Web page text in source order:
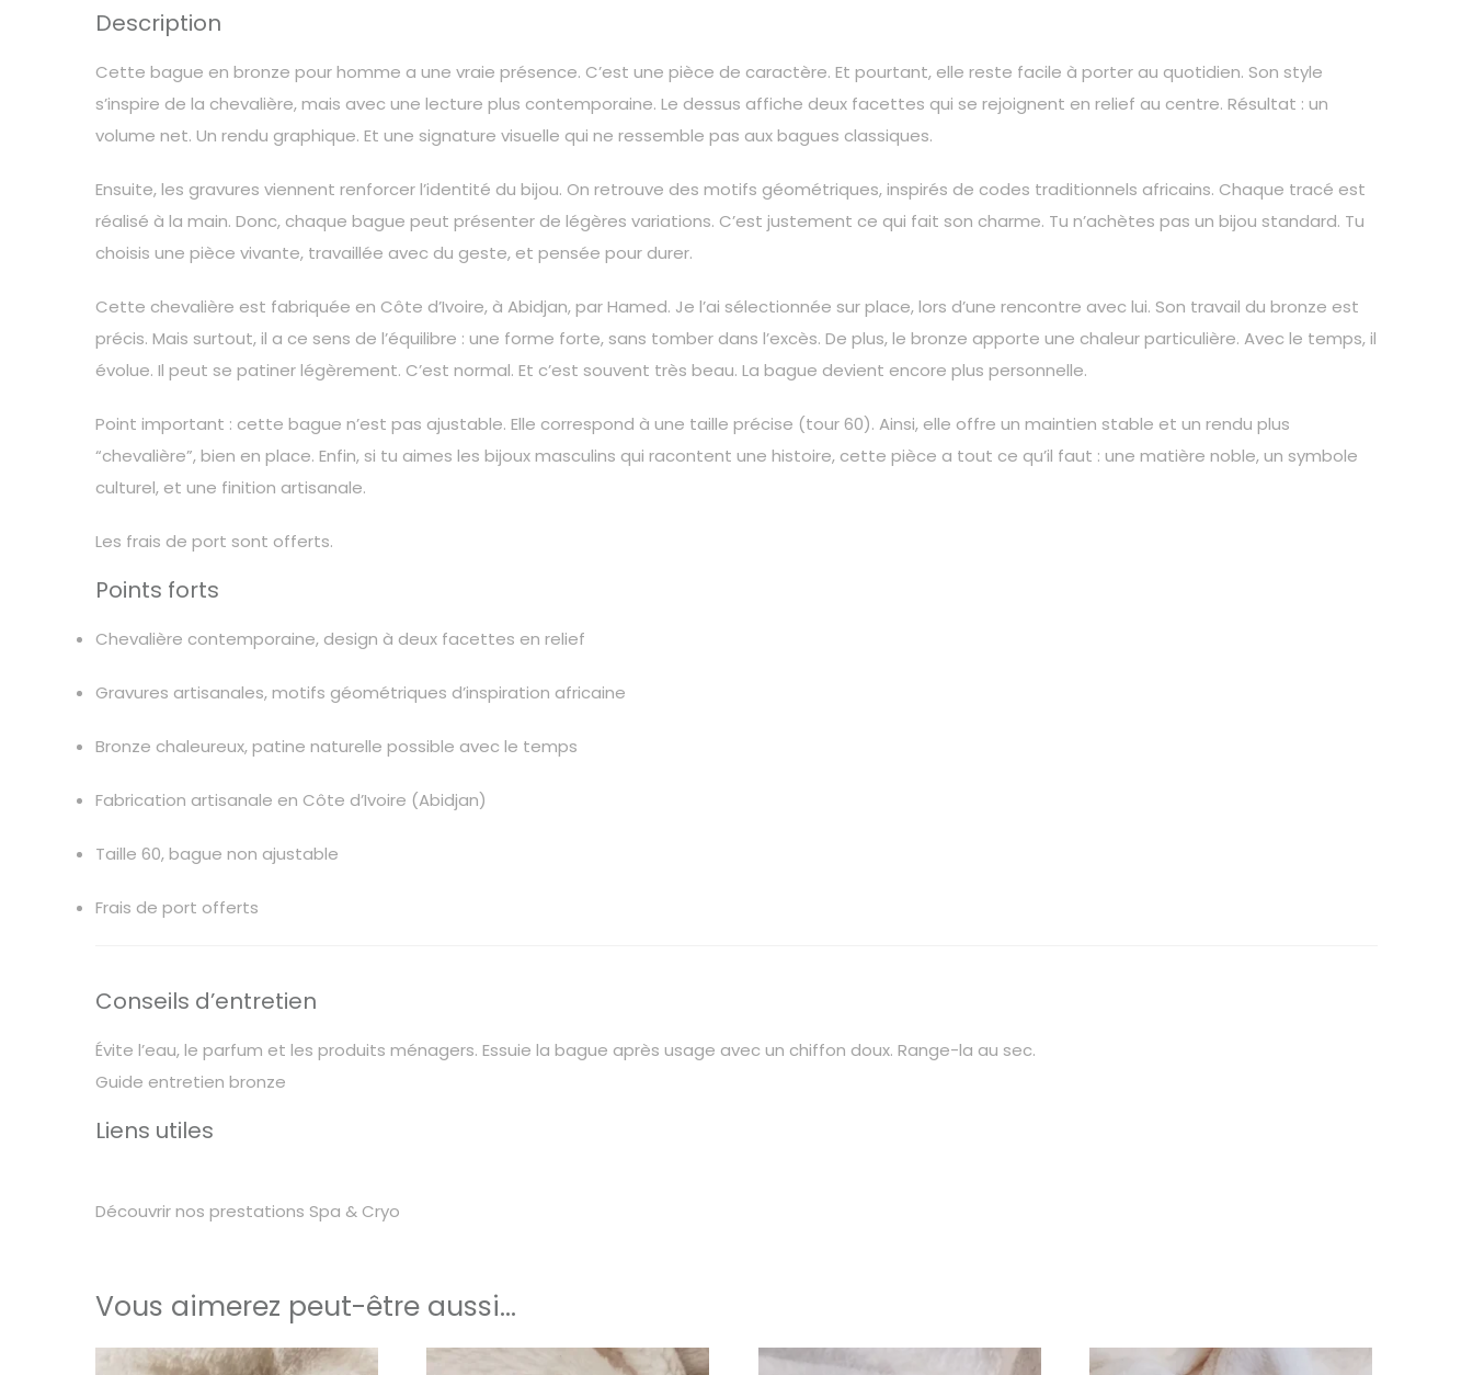
Description
Cette bague en bronze pour homme a une vraie présence. C’est une pièce de caractère. Et pourtant, elle reste facile à porter au quotidien. Son style
s’inspire de la chevalière, mais avec une lecture plus contemporaine. Le dessus affiche deux facettes qui se rejoignent en relief au centre. Résultat : un
volume net. Un rendu graphique. Et une signature visuelle qui ne ressemble pas aux bagues classiques.
Ensuite, les gravures viennent renforcer l’identité du bijou. On retrouve des motifs géométriques, inspirés de codes traditionnels africains. Chaque tracé est
réalisé à la main. Donc, chaque bague peut présenter de légères variations. C’est justement ce qui fait son charme. Tu n’achètes pas un bijou standard. Tu
choisis une pièce vivante, travaillée avec du geste, et pensée pour durer.
Cette chevalière est fabriquée en Côte d’Ivoire, à Abidjan, par Hamed. Je l’ai sélectionnée sur place, lors d’une rencontre avec lui. Son travail du bronze est
précis. Mais surtout, il a ce sens de l’équilibre : une forme forte, sans tomber dans l’excès. De plus, le bronze apporte une chaleur particulière. Avec le temps, il
évolue. Il peut se patiner légèrement. C’est normal. Et c’est souvent très beau. La bague devient encore plus personnelle.
Point important : cette bague n’est pas ajustable. Elle correspond à une taille précise (tour 60). Ainsi, elle offre un maintien stable et un rendu plus
“chevalière”, bien en place. Enfin, si tu aimes les bijoux masculins qui racontent une histoire, cette pièce a tout ce qu’il faut : une matière noble, un symbole
culturel, et une finition artisanale.
Les frais de port sont offerts.
Points forts
Chevalière contemporaine, design à deux facettes en relief
Gravures artisanales, motifs géométriques d’inspiration africaine
Bronze chaleureux, patine naturelle possible avec le temps
Fabrication artisanale en Côte d’Ivoire (Abidjan)
Taille 60, bague non ajustable
Frais de port offerts
Conseils d’entretien
Évite l’eau, le parfum et les produits ménagers. Essuie la bague après usage avec un chiffon doux. Range-la au sec.
Guide entretien bronze
Liens utiles
Découvrirnos prestations Spa & Cryo
Vous aimerez peut-être aussi…